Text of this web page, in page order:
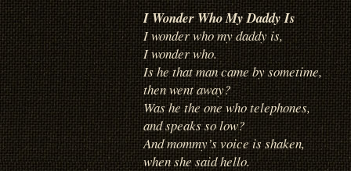
I Wonder Who My Daddy Is
I wonder who my daddy is,
I wonder who.
Is he that man came by sometime,
then went away?
Was he the one who telephones,
and speaks so low?
And mommy’s voice is shaken,
when she said hello.